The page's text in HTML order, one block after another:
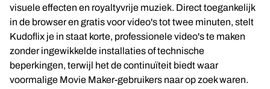
visuele effecten en royaltyvrije muziek. Direct toegankelijk
in de browser en gratis voor video's tot twee minuten, stelt
Kudoflix je in staat korte, professionele video's te maken
zonder ingewikkelde installaties of technische
beperkingen, terwijl het de continuïteit biedt waar
voormalige Movie Maker-gebruikers naar op zoek waren.